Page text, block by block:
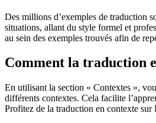
Des millions d’exemples de traduction
situations, allant du style formel et
au sein des exemples trouvés afin de
Comment la traduction
En utilisant la section « Contextes »,
différents contextes. Cela facilite
Profitez de la traduction en contexte